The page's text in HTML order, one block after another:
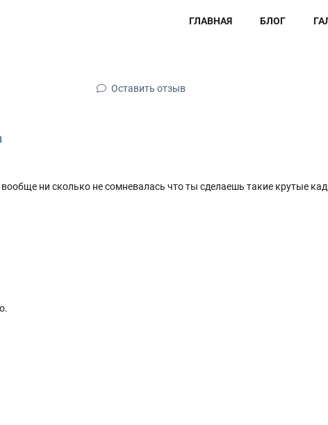
ГЛАВНАЯ БЛОГ
Оставить отзыв
вообще ни сколько не сомневалась что ты сделаешь такие крутые